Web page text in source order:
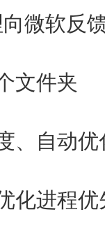
微软反
文件夹
、自动
化进程优